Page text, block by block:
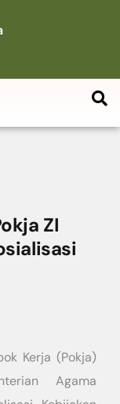
ZI
Kerja (Pokja)
Agama